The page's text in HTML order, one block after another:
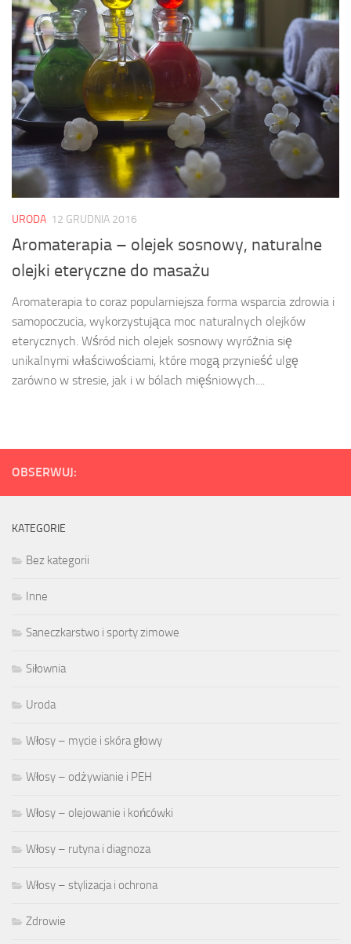
URODA 12 GRUDNIA 2016
Aromaterapia – olejek sosnowy, naturalne
olejki eteryczne do masażu
Aromaterapia to coraz popularniejsza forma wsparcia zdrowia i
samopoczucia, wykorzystująca moc naturalnych olejków
eterycznych. Wśród nich olejek sosnowy wyróżnia się
unikalnymi właściwościami, które mogą przynieść ulgę
zarówno w stresie, jak i w bólach mięśniowych....
OBSERWUJ:
KATEGORIE
Bez kategorii
Inne
Saneczkarstwo i sporty zimowe
Siłownia
Uroda
Włosy – mycie i skóra głowy
Włosy – odżywianie i PEH
Włosy – olejowanie i końcówki
Włosy – rutyna i diagnoza
Włosy – stylizacja i ochrona
Zdrowie